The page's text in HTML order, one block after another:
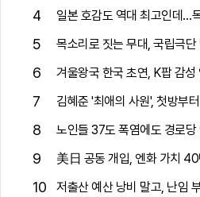
4 일본 호감도 역대 최고인데…
5 목소리로 짓는 무대, 국립극단
6 겨울왕국 한국 초연, K팝 감성
7 김혜준 '최애의 사원', 첫방부
8 노인들 37도 폭염에도 경로당
9 美日 공동 개입, 엔화 가치 40
10 저출산 예산 낭비 말고, 난임